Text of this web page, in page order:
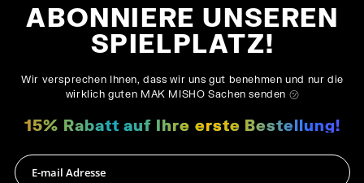
ABONNIERE UNSEREN
SPIELPLATZ!
Wir versprechen Ihnen, dass wir uns gut benehmen und nur die
wirklich guten MAK MISHO Sachen senden ㋡
15% Rabatt auf Ihre erste Bestellung!